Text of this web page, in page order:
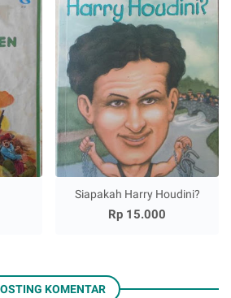
Siapakah Harry Houdini?
Rp 15.000
KOMENTAR